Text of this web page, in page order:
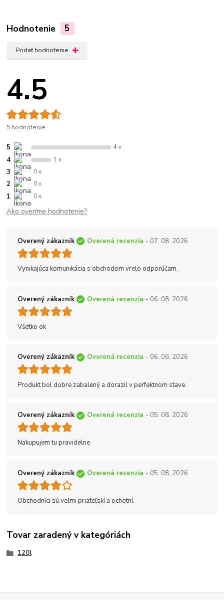
Hodnotenie 5
Pridať hodnotenie
4.5
5 hodnotenie
5 4 x
4 1 x
3 0 x
2 0 x
1 0 x
Ako overíme hodnotenie?
Overený zákazník Overená recenzia - 07. 08. 2026
Vynikajúca komunikácia s obchodom vrelo odporúčam.
Overený zákazník Overená recenzia - 06. 08. 2026
Všetko ok
Overený zákazník Overená recenzia - 06. 08. 2026
Produkt bol dobre zabalený a dorazil v perfektnom stave.
Overený zákazník Overená recenzia - 05. 08. 2026
Nakupujem tu pravidelne
Overený zákazník Overená recenzia - 05. 08. 2026
Obchodníci sú veľmi priateľskí a ochotní.
Tovar zaradený v kategóriách
120l